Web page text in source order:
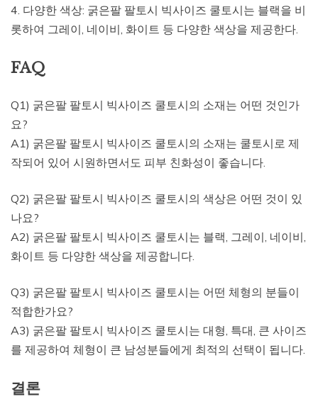
4. 다양한 색상: 굵은팔 팔토시 빅사이즈 쿨토시는 블랙을 비
롯하여 그레이, 네이비, 화이트 등 다양한 색상을 제공한다.
FAQ
Q1) 굵은팔 팔토시 빅사이즈 쿨토시의 소재는 어떤 것인가
요?
A1) 굵은팔 팔토시 빅사이즈 쿨토시의 소재는 쿨토시로 제
작되어 있어 시원하면서도 피부 친화성이 좋습니다.
Q2) 굵은팔 팔토시 빅사이즈 쿨토시의 색상은 어떤 것이 있
나요?
A2) 굵은팔 팔토시 빅사이즈 쿨토시는 블랙, 그레이, 네이비,
화이트 등 다양한 색상을 제공합니다.
Q3) 굵은팔 팔토시 빅사이즈 쿨토시는 어떤 체형의 분들이
적합한가요?
A3) 굵은팔 팔토시 빅사이즈 쿨토시는 대형, 특대, 큰 사이즈
를 제공하여 체형이 큰 남성분들에게 최적의 선택이 됩니다.
결론